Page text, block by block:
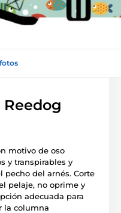
motivo de oso
y transpirables y
pecho del arnés. Corte
pelaje, no oprime y
adecuada para
la columna